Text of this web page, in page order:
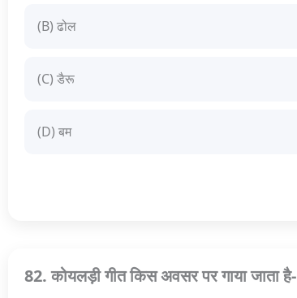
(B) ढोल
(C) डैरू
(D) बम
82. कोयलड़ी गीत किस अवसर पर गाया जाता है-